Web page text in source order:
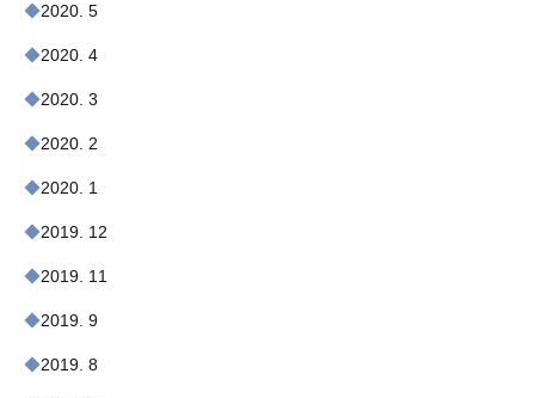
2020. 5
2020. 4
2020. 3
2020. 2
2020. 1
2019. 12
2019. 11
2019. 9
2019. 8